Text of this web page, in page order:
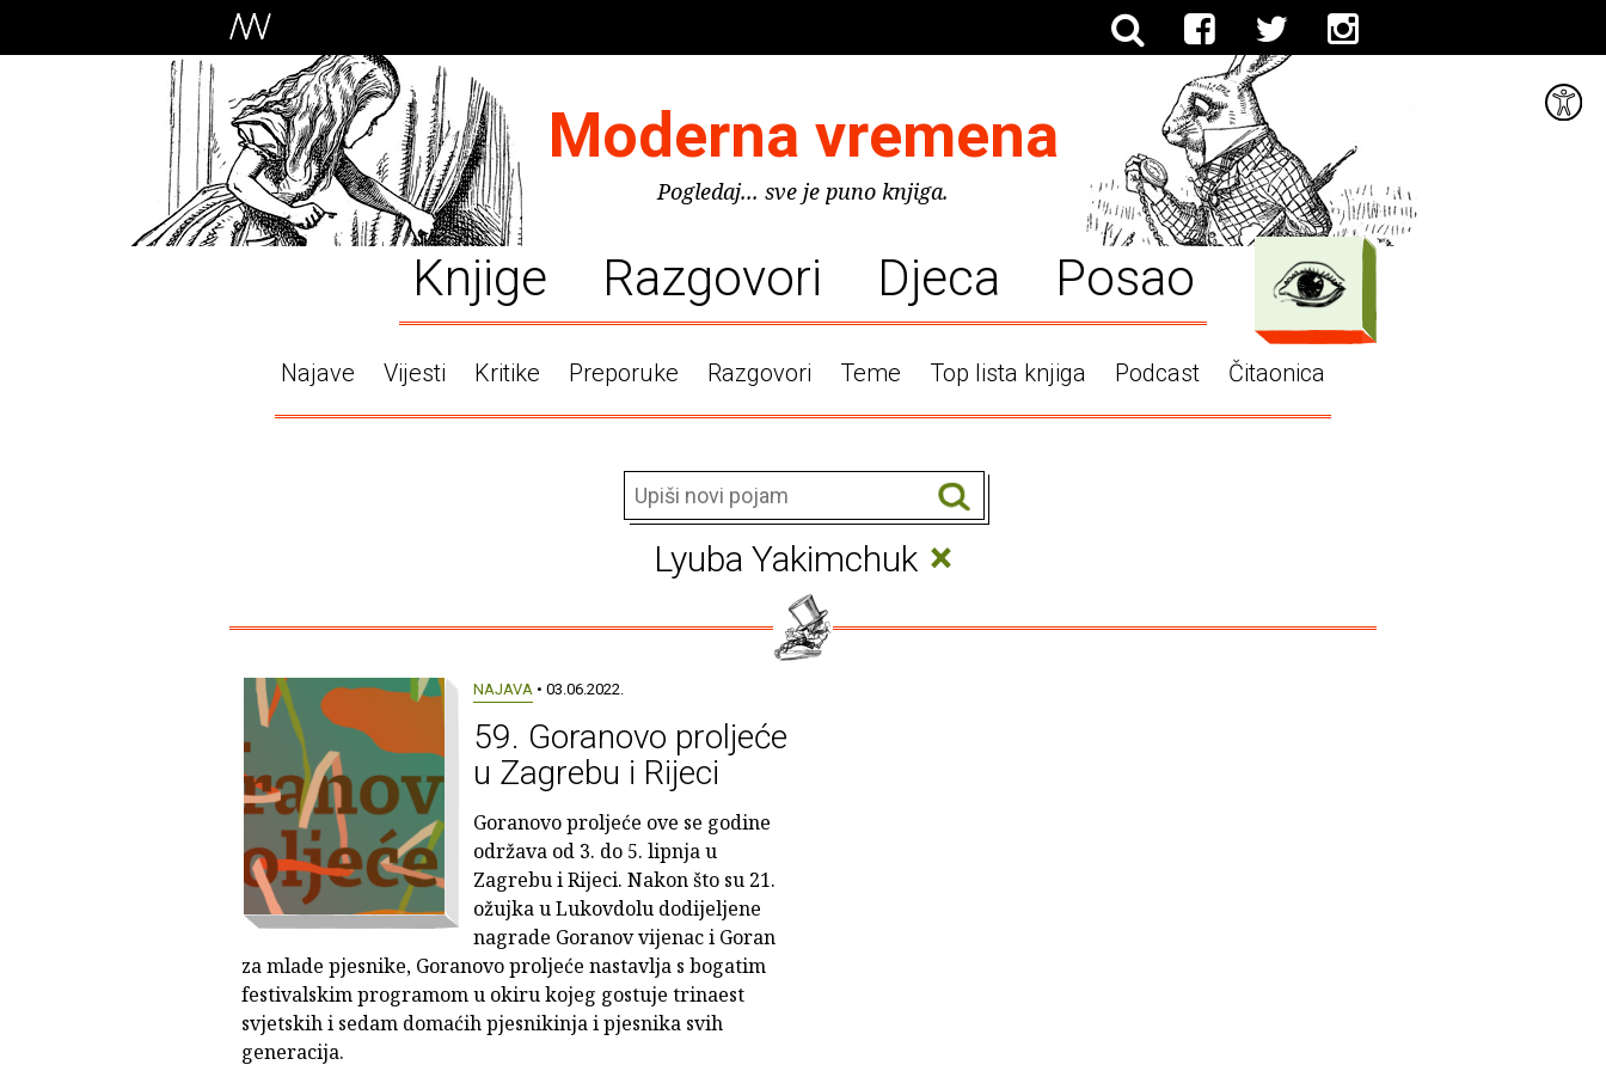
Moderna vremena
Pogledaj... sve je puno knjiga.
Knjige Razgovori Djeca Posao
Najave Vijesti Kritike Preporuke Razgovori Teme Top lista knjiga Podcast Čitaonica
Lyuba Yakimchuk ×
NAJAVA • 03.06.2022.
59. Goranovo proljeće
u Zagrebu i Rijeci
Goranovo proljeće ove se godine
održava od 3. do 5. lipnja u
Zagrebu i Rijeci. Nakon što su 21.
ožujka u Lukovdolu dodijeljene
nagrade Goranov vijenac i Goran
za mlade pjesnike, Goranovo proljeće nastavlja s bogatim
festivalskim programom u okiru kojeg gostuje trinaest
svjetskih i sedam domaćih pjesnikinja i pjesnika svih
generacija.